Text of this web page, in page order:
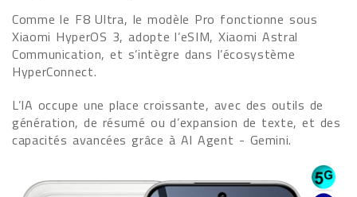
Comme le F8 Ultra, le modèle Pro fonctionne sous
Xiaomi HyperOS 3, adopte l’eSIM, Xiaomi Astral
Communication, et s’intègre dans l’écosystème
HyperConnect.
L’IA occupe une place croissante, avec des outils de
génération, de résumé ou d’expansion de texte, et des
capacités avancées grâce à AI Agent - Gemini.